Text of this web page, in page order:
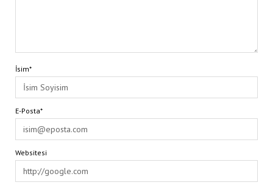
İsim*
E-Posta*
Websitesi